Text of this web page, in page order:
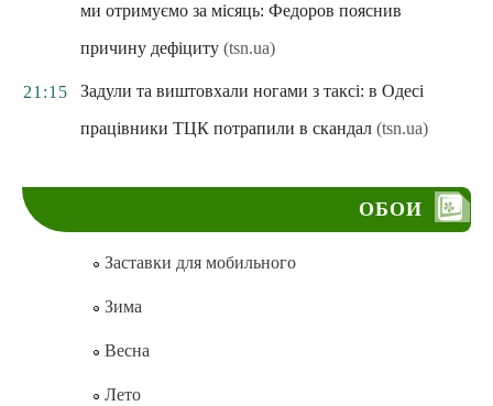
ми отримуємо за місяць: Федоров пояснив
причину дефіциту (tsn.ua)
21:15
Задули та виштовхали ногами з таксі: в Одесі
працівники ТЦК потрапили в скандал (tsn.ua)
ОБОИ
Заставки для мобильного
Зима
Весна
Лето